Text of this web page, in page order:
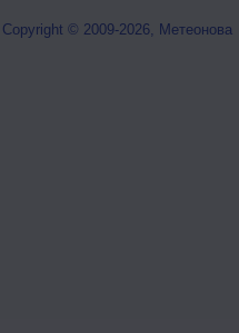
Copyright © 2009-2026, Метеонова